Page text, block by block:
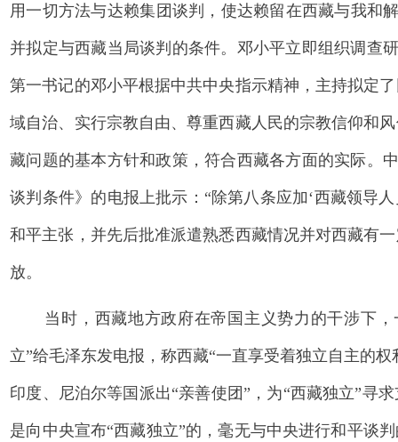
用一切方法与达赖集团谈判，使达赖留在西藏与我和
并拟定与西藏当局谈判的条件。邓小平立即组织调查
第一书记的邓小平根据中共中央指示精神，主持拟定
域自治、实行宗教自由、尊重西藏人民的宗教信仰和
藏问题的基本方针和政策，符合西藏各方面的实际。
谈判条件》的电报上批示：“除第八条应加‘西藏领导
和平主张，并先后批准派遣熟悉西藏情况并对西藏有
放。
当时，西藏地方政府在帝国主义势力的干涉下
立”给毛泽东发电报，称西藏“一直享受着独立自主的
印度、尼泊尔等国派出“亲善使团”，为“西藏独立”寻
是向中央宣布“西藏独立”的，毫无与中央进行和平谈